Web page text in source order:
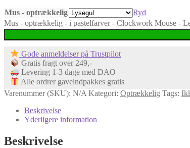
Mus - optrækkelig
Ryd
Mus - optrækkelig - i pastelfarver - Clockwork Mouse -
Gode anmeldelser på Trustpilot
Gratis fragt over 249,-
Levering 1-3 dage med DAO
Alle ordrer gaveindpakkes gratis
Varenummer (SKU): N/A Kategori: Optrækkelig Tags:
Beskrivelse
Yderligere information
Beskrivelse